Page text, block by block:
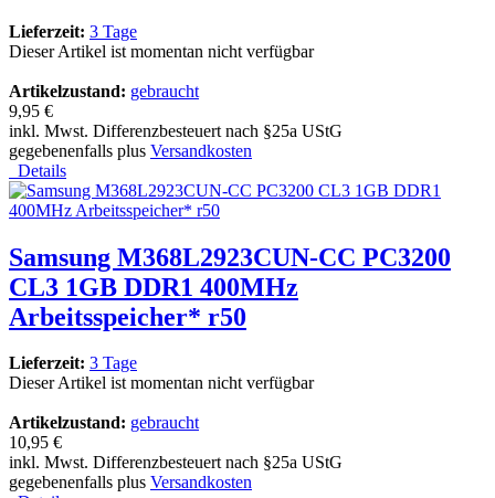
Lieferzeit: 3 Tage
Dieser Artikel ist momentan nicht verfügbar
Artikelzustand: gebraucht
9,95 €
inkl. Mwst. Differenzbesteuert nach §25a UStG
gegebenenfalls plus Versandkosten
Details
Samsung M368L2923CUN-CC PC3200
CL3 1GB DDR1 400MHz
Arbeitsspeicher* r50
Lieferzeit: 3 Tage
Dieser Artikel ist momentan nicht verfügbar
Artikelzustand: gebraucht
10,95 €
inkl. Mwst. Differenzbesteuert nach §25a UStG
gegebenenfalls plus Versandkosten